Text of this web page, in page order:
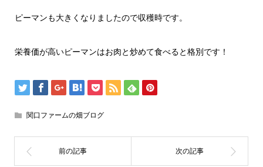
ピーマンも大きくなりましたので収穫時です。
栄養価が高いピーマンはお肉と炒めて食べると格別です！
関口ファームの畑ブログ